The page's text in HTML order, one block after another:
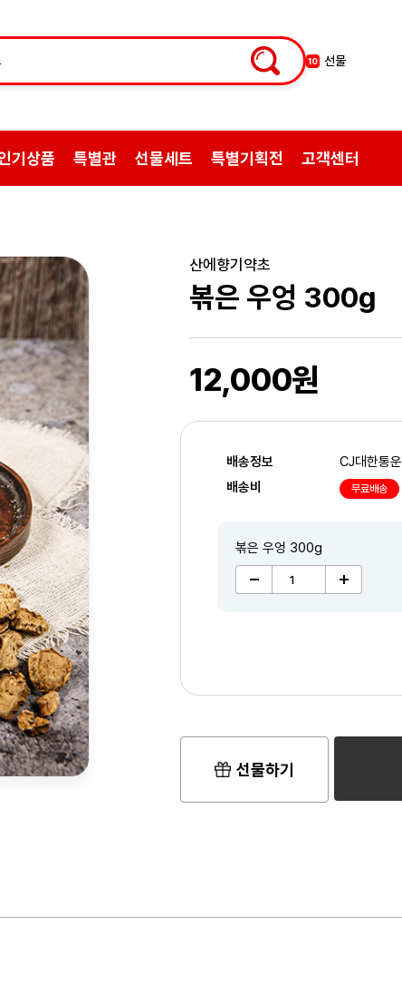
10 선물
백숙
9 한방엑스포
기상품 특별관 선물세트 특별기획전 고객센터
산에향기약초
볶은 우엉 300g
12,000원
배송정보
CJ대한통운
배송비
무료배송
볶은 우엉 300g
선물하기